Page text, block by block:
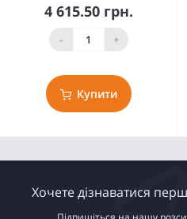
4 615.50 грн.
- +
Купити
Хочете дізнаватися